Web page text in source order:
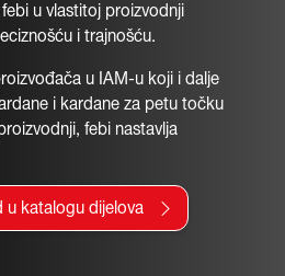
u vlastitoj proizvodnji
i trajnošću.
u IAM-u koji i dalje
i kardane za petu točku
febi nastavlja
u katalogu dijelova